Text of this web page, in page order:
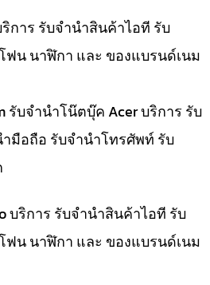
การ รับจำนำสินค้าไอที รับ
ฟน นาฬิกา และ ของแบรนด์เนม
รับจำนำโน๊ตบุ๊ค Acer บริการ รับ
มือถือ รับจำนำโทรศัพท์ รับ
บริการ รับจำนำสินค้าไอที รับ
ฟน นาฬิกา และ ของแบรนด์เนม